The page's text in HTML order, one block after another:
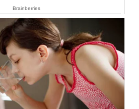
Brainberries